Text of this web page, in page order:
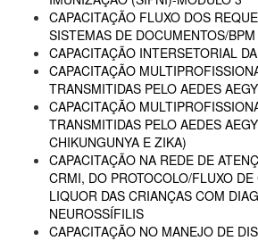
CAPACITAÇÃO FLUXO DOS
SISTEMAS DE DOCUMENTOS/BPM
CAPACITAÇÃO INTERSETORIAL
CAPACITAÇÃO
TRANSMITIDAS PELO AEDES
CAPACITAÇÃO
TRANSMITIDAS PELO AEDES
CHIKUNGUNYA E ZIKA)
CAPACITAÇÃO NA REDE DE
CRMI, DO PROTOCOLO/FLUXO DE
LIQUOR DAS CRIANÇAS COM
NEUROSSÍFILIS
CAPACITAÇÃO NO MANEJO DE